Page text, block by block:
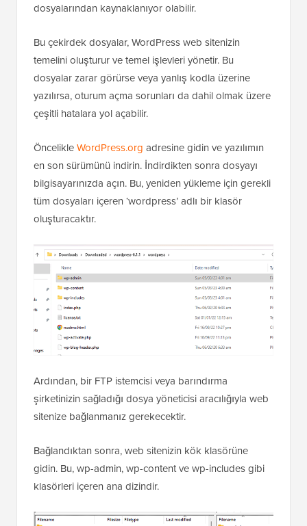
dosyalarından kaynaklanıyor olabilir.
Bu çekirdek dosyalar, WordPress web sitenizin
temelini oluşturur ve temel işlevleri yönetir. Bu
dosyalar zarar görürse veya yanlış kodla üzerine
yazılırsa, oturum açma sorunları da dahil olmak üzere
çeşitli hatalara yol açabilir.
ÖncelikleWordPress.org adresine gidin ve yazılımın
en son sürümünü indirin. İndirdikten sonra dosyayı
bilgisayarınızda açın. Bu, yeniden yükleme için gerekli
tüm dosyaları içeren ‘wordpress’ adlı bir klasör
oluşturacaktır.
Ardından, bir FTP istemcisi veya barındırma
şirketinizin sağladığı dosya yöneticisi aracılığıyla web
sitenize bağlanmanız gerekecektir.
Bağlandıktan sonra, web sitenizin kök klasörüne
gidin. Bu, wp-admin, wp-content ve wp-includes gibi
klasörleri içeren ana dizindir.